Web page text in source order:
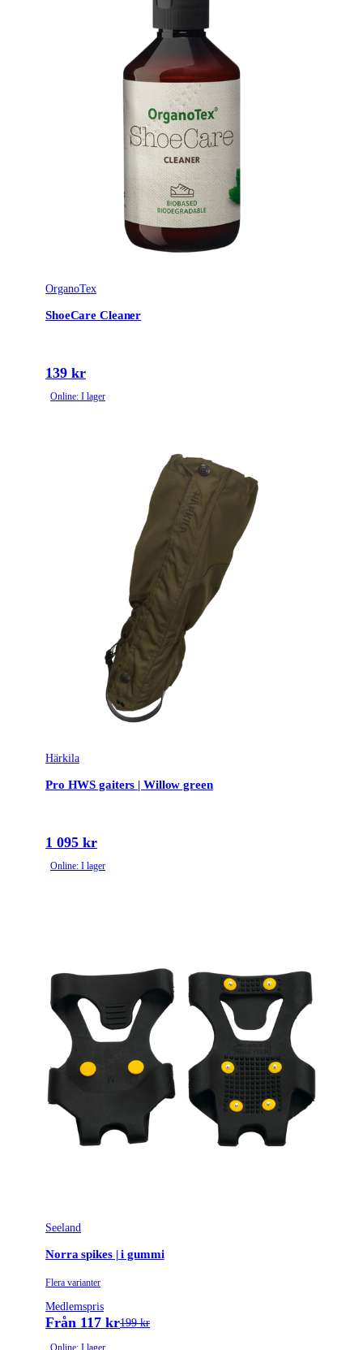
OrganoTex
ShoeCare Cleaner
139 kr
Online: I lager
Härkila
Pro HWS gaiters | Willow green
1 095 kr
Online: I lager
Seeland
Norra spikes | i gummi
Flera varianter
Medlemspris
Från 117 kr199 kr
Online: I lager